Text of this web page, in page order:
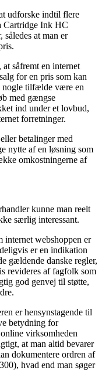
udforske indtil flere
Cartridge Ink HC
at man er
såfremt en internet
for en pris som kan
nogle tilfælde være en
med gængse
ind under et lovbud,
forretninger.
betalinger med
nytte af en løsning som
omkostningerne af
kunne man reelt
særlig interessant.
internet webshoppen er
er en indikation
gældende danske regler,
revideres af fagfolk som
god genvej til støtte,
er hensynstagende til
betydning for
virksomheden
at man altid bevarer
dokumentere ordren af
hvad end man søger